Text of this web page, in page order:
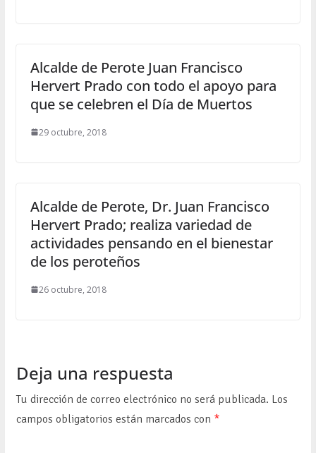
Alcalde de Perote Juan Francisco
Hervert Prado con todo el apoyo para
que se celebren el Día de Muertos
29 octubre, 2018
Alcalde de Perote, Dr. Juan Francisco
Hervert Prado; realiza variedad de
actividades pensando en el bienestar
de los peroteños
26 octubre, 2018
Deja una respuesta
Tu dirección de correo electrónico no será publicada. Los
campos obligatorios están marcados con *